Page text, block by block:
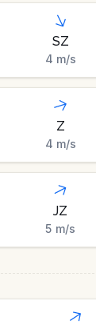
SZ
4 m/s
Z
4 m/s
JZ
5 m/s